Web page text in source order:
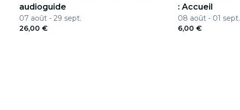
audioguide
07 août - 29 sept.
26,00 €
: Accueil
08 août - 01 sept.
6,00 €